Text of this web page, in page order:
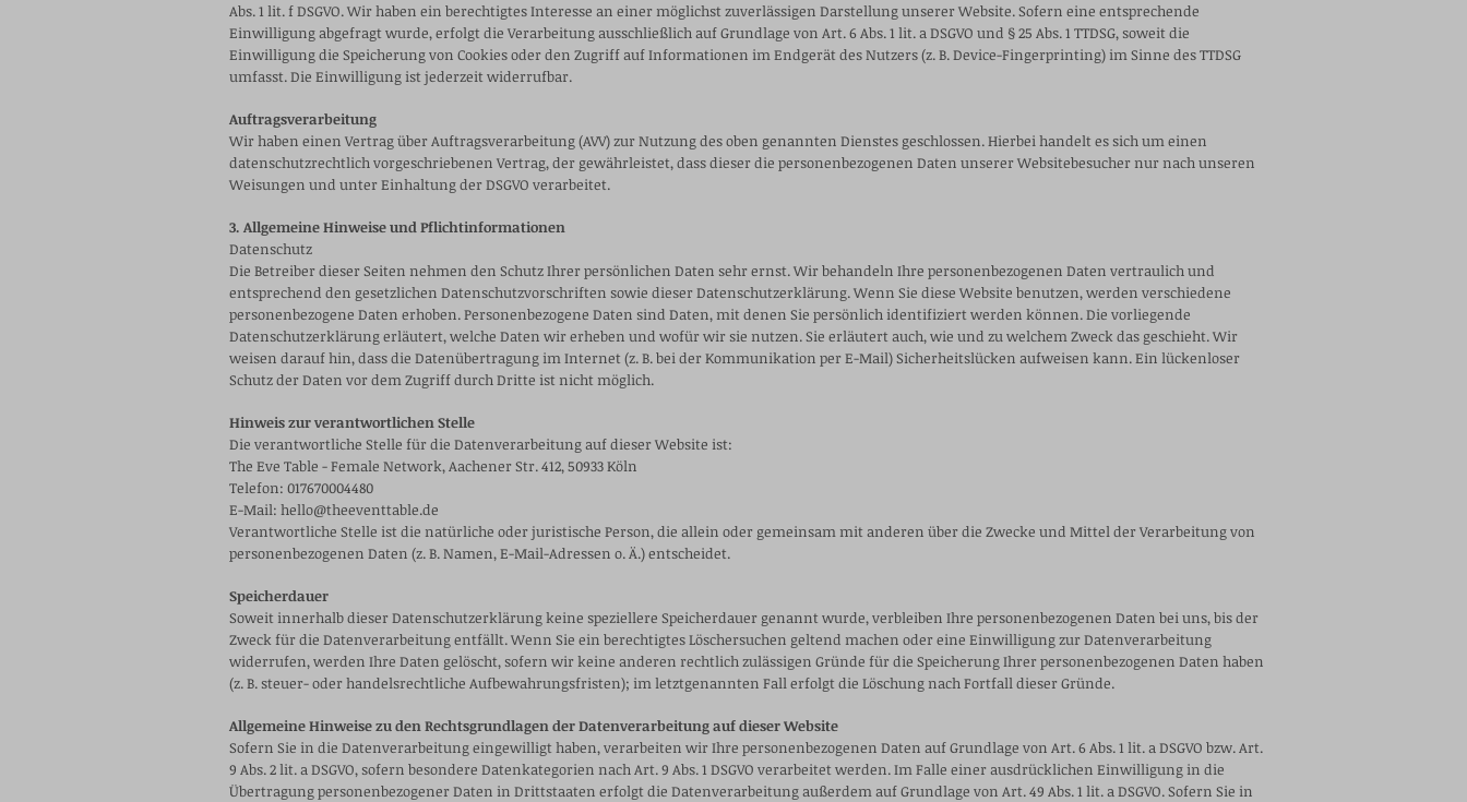
Abs. 1 lit. f DSGVO. Wir haben ein berechtigtes Interesse an einer möglichst zuverlässigen Darstellung unserer Website. Sofern eine entsprechende
Einwilligung abgefragt wurde, erfolgt die Verarbeitung ausschließlich auf Grundlage von Art. 6 Abs. 1 lit. a DSGVO und § 25 Abs. 1 TTDSG, soweit die
Einwilligung die Speicherung von Cookies oder den Zugriff auf Informationen im Endgerät des Nutzers (z. B. Device-Fingerprinting) im Sinne des TTDSG
umfasst. Die Einwilligung ist jederzeit widerrufbar.
Auftragsverarbeitung
Wir haben einen Vertrag über Auftragsverarbeitung (AVV) zur Nutzung des oben genannten Dienstes geschlossen. Hierbei handelt es sich um einen
datenschutzrechtlich vorgeschriebenen Vertrag, der gewährleistet, dass dieser die personenbezogenen Daten unserer Websitebesucher nur nach unseren
Weisungen und unter Einhaltung der DSGVO verarbeitet.
3. Allgemeine Hinweise und Pflichtinformationen
Datenschutz
Die Betreiber dieser Seiten nehmen den Schutz Ihrer persönlichen Daten sehr ernst. Wir behandeln Ihre personenbezogenen Daten vertraulich und
entsprechend den gesetzlichen Datenschutzvorschriften sowie dieser Datenschutzerklärung. Wenn Sie diese Website benutzen, werden verschiedene
personenbezogene Daten erhoben. Personenbezogene Daten sind Daten, mit denen Sie persönlich identifiziert werden können. Die vorliegende
Datenschutzerklärung erläutert, welche Daten wir erheben und wofür wir sie nutzen. Sie erläutert auch, wie und zu welchem Zweck das geschieht. Wir
weisen darauf hin, dass die Datenübertragung im Internet (z. B. bei der Kommunikation per E-Mail) Sicherheitslücken aufweisen kann. Ein lückenloser
Schutz der Daten vor dem Zugriff durch Dritte ist nicht möglich.
Hinweis zur verantwortlichen Stelle
Die verantwortliche Stelle für die Datenverarbeitung auf dieser Website ist:
The Eve Table - Female Network, Aachener Str. 412, 50933 Köln
Telefon: 017670004480
E-Mail: hello@theeventtable.de
Verantwortliche Stelle ist die natürliche oder juristische Person, die allein oder gemeinsam mit anderen über die Zwecke und Mittel der Verarbeitung von
personenbezogenen Daten (z. B. Namen, E-Mail-Adressen o. Ä.) entscheidet.
Speicherdauer
Soweit innerhalb dieser Datenschutzerklärung keine speziellere Speicherdauer genannt wurde, verbleiben Ihre personenbezogenen Daten bei uns, bis der
Zweck für die Datenverarbeitung entfällt. Wenn Sie ein berechtigtes Löschersuchen geltend machen oder eine Einwilligung zur Datenverarbeitung
widerrufen, werden Ihre Daten gelöscht, sofern wir keine anderen rechtlich zulässigen Gründe für die Speicherung Ihrer personenbezogenen Daten haben
(z. B. steuer- oder handelsrechtliche Aufbewahrungsfristen); im letztgenannten Fall erfolgt die Löschung nach Fortfall dieser Gründe.
Allgemeine Hinweise zu den Rechtsgrundlagen der Datenverarbeitung auf dieser Website
Sofern Sie in die Datenverarbeitung eingewilligt haben, verarbeiten wir Ihre personenbezogenen Daten auf Grundlage von Art. 6 Abs. 1 lit. a DSGVO bzw. Art.
9 Abs. 2 lit. a DSGVO, sofern besondere Datenkategorien nach Art. 9 Abs. 1 DSGVO verarbeitet werden. Im Falle einer ausdrücklichen Einwilligung in die
Übertragung personenbezogener Daten in Drittstaaten erfolgt die Datenverarbeitung außerdem auf Grundlage von Art. 49 Abs. 1 lit. a DSGVO. Sofern Sie in